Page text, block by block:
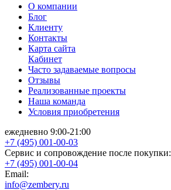
О компании
Блог
Клиенту
Контакты
Карта сайта
Кабинет
Часто задаваемые вопросы
Отзывы
Реализованные проекты
Наша команда
Условия приобретения
ежедневно 9:00-21:00
+7 (495) 001-00-03
Cервис и сопровождение после покупки:
+7 (495) 001-00-04
Email:
info@zembery.ru